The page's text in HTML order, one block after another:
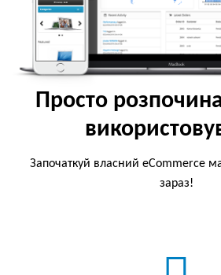
Просто
Започаткуй власний eCommerce
зараз!